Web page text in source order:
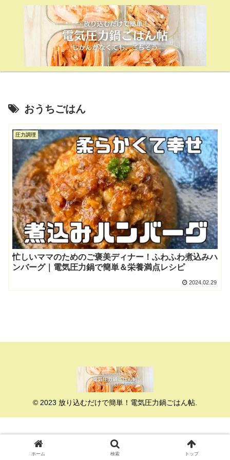
おうちごはん
圧力調理
忙しいママのためのご褒美ディナー！ふわふわ煮込みハ
ンバーグ｜電気圧力鍋で簡単＆栄養満点レシピ
2024.02.29
© 2023 放り込むだけで簡単！電気圧力鍋ごはん帖.
ホーム 検索 トップ